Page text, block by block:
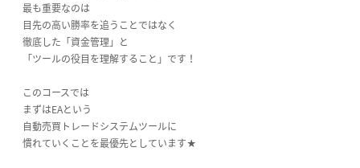
最も重要なのは
目先の高い勝率を追うことではなく
徹底した「資金管理」と
「ツールの役目を理解すること」です！
このコースでは
まずはEAという
自動売買トレードシステムツールに
慣れていくことを最優先としています★